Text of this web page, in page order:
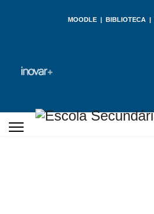
MOODLE | BIBLIOTECA |